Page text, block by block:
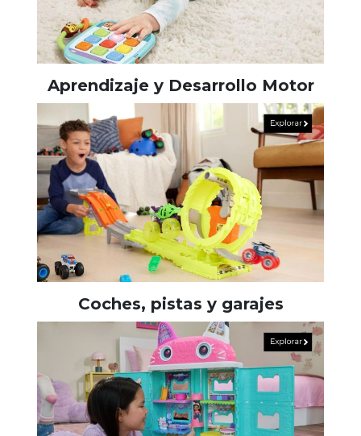
Aprendizaje y Desarrollo Motor
Coches, pistas y garajes